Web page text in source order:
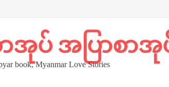
ာအုပ် အပြာစာ
book, Myanmar Love Stories